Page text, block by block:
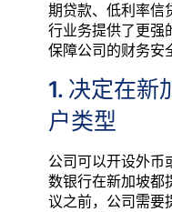
期贷款、低利率信
行业务提供了更强
保障公司的财务安
1. 决定在新
户类型
公司可以开设外币
数银行在新加坡都
议之前，公司需要